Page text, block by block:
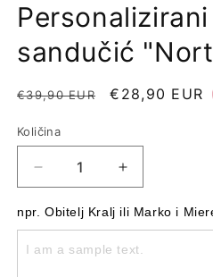
sandučić
Redovna
€39,90 EUR
Prodajna
€28,90 EUR
Količina
Količina
Smanji
količinu
proizvoda
Personalizirani
poštanski
Povećaj
količinu
proizvoda
poštanski
npr. Obitelj Kralj ili Marko i